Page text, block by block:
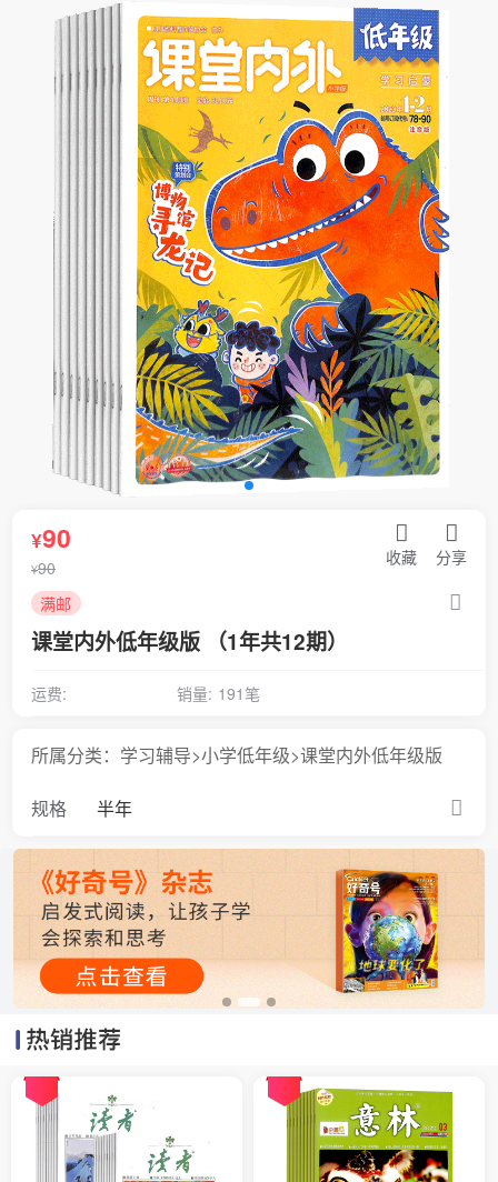
¥90
¥90 收藏 分享
满邮
课堂内外低年级版 （1年共12期）
运费: 销量: 191笔
所属分类：学习辅导>小学低年级>课堂内外低年级版
规格 半年